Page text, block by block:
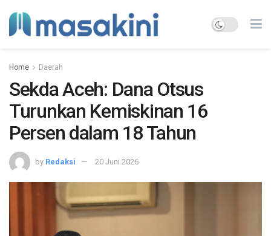
Home Daerah
Sekda Aceh: Dana Otsus
Turunkan Kemiskinan 16
Persen dalam 18 Tahun
by Redaksi 20 Juni 2026